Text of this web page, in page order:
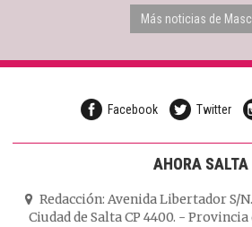
Más noticias de
Facebook Twitter
AHORA SALTA
Redacción: Avenida Libertador S/
Ciudad de Salta CP 4400. - Provincia